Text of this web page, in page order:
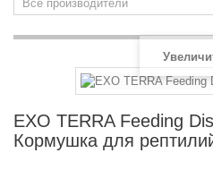
EXO TERRA Feeding
Кормушка для